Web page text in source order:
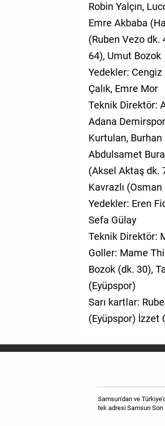
Robin Yalçın,
Emre Akbaba
(Ruben Vezo dk.
64), Umut Bozok
Yedekler:
Çalık, Emre Mor
Teknik Direktör:
Adana
Kurtulan,
Abdulsamet
(Aksel Aktaş dk.
Kavrazlı
Yedekler: Eren
Sefa Gülay
Teknik Direktör:
Goller: Mame
Bozok (dk. 30),
(Eyüpspor)
Sarı kartlar:
(Eyüpspor) İzzet
Samsun'dan ve
tek adresi Samsun Son